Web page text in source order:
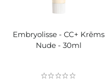
Embryolisse - CC+ Krēms
Nude - 30ml